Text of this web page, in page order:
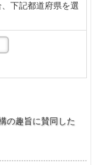
下記都道府県を選
の趣旨に賛同した